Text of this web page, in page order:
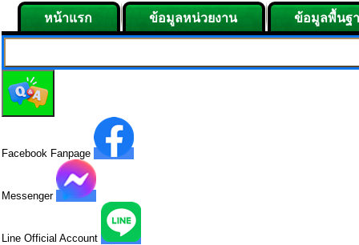
หน้าแรก ข้อมูลหน่วยงาน ข้อมูลพื้นฐ
Facebook Fanpage
Messenger
Line Official Account